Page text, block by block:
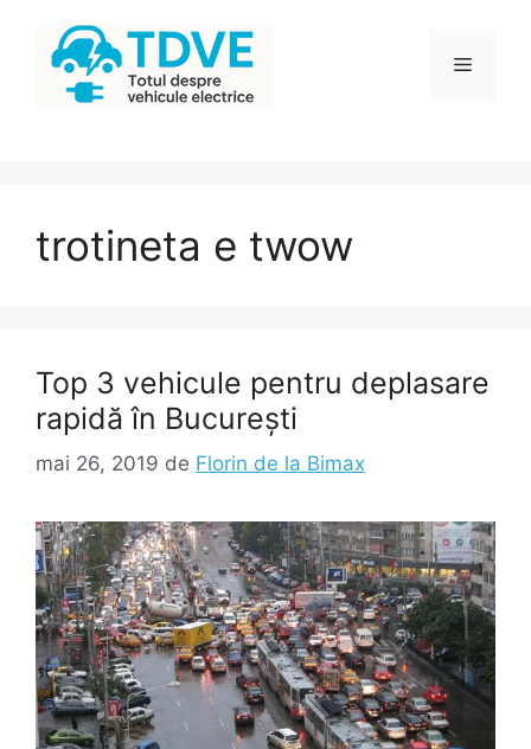
conținut
Meniu
trotineta e twow
Top 3 vehicule pentru deplasare
rapidă în București
mai 26, 2019 de Florin de la Bimax